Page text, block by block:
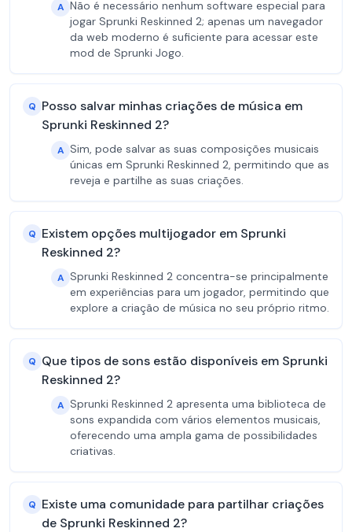
A Não é necessário nenhum software especial para
jogar Sprunki Reskinned 2; apenas um navegador
da web moderno é suficiente para acessar este
mod de Sprunki Jogo.
Q Posso salvar minhas criações de música em
Sprunki Reskinned 2?
A Sim, pode salvar as suas composições musicais
únicas em Sprunki Reskinned 2, permitindo que as
reveja e partilhe as suas criações.
Q Existem opções multijogador em Sprunki
Reskinned 2?
A Sprunki Reskinned 2 concentra-se principalmente
em experiências para um jogador, permitindo que
explore a criação de música no seu próprio ritmo.
Q Que tipos de sons estão disponíveis em Sprunki
Reskinned 2?
A Sprunki Reskinned 2 apresenta uma biblioteca de
sons expandida com vários elementos musicais,
oferecendo uma ampla gama de possibilidades
criativas.
Q Existe uma comunidade para partilhar criações
de Sprunki Reskinned 2?